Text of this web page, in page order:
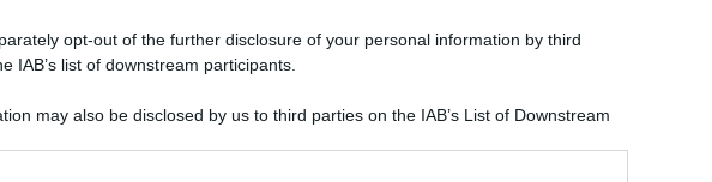
opt-out of the further disclosure of your personal information by third
IAB’s list of downstream participants.
may also be disclosed by us to third parties on the IAB’s List of Downstream
per mostrare al
atomica